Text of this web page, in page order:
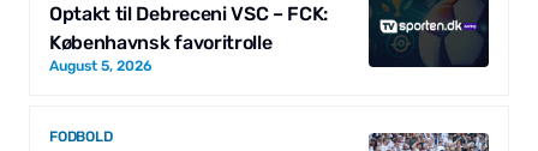
Optakt til Debreceni VSC – FCK:
Københavnsk favoritrolle
August 5, 2026
FODBOLD